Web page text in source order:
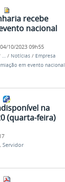
recebe
nacional
04/10/2023 09h55
… / Notícias / Empresa
em evento nacional
na
(quarta-feira)
, Servidor